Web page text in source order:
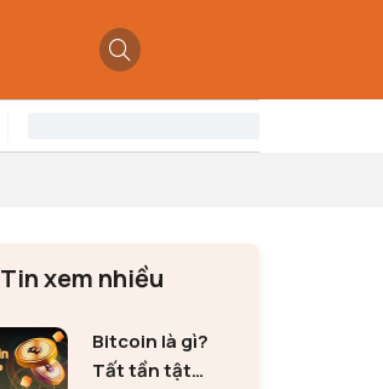
Tin xem nhiều
Bitcoin là gì?
Tất tần tật